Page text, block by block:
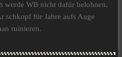
werde WB nicht dafür belohnen,
schkopf für Jahre aufs Auge
ruinieren.